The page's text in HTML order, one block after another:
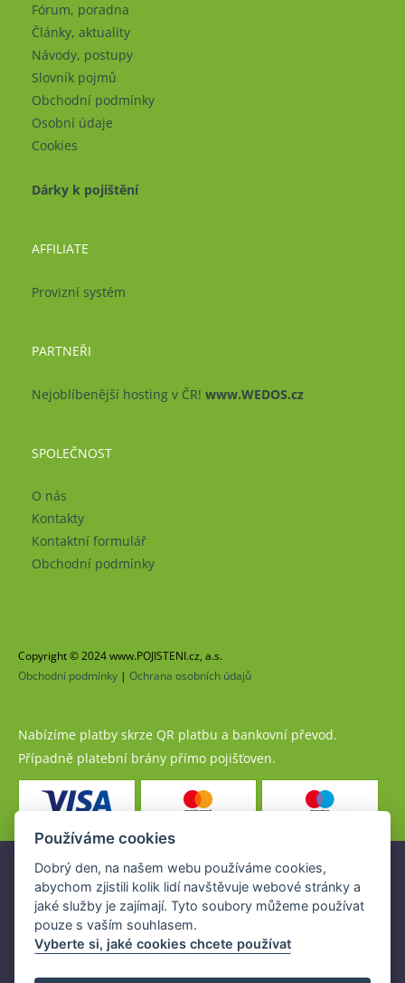
Fórum, poradna
Články, aktuality
Návody, postupy
Slovník pojmů
Obchodní podmínky
Osobní údaje
Cookies
Dárky k pojištění
AFFILIATE
Provizní systém
PARTNEŘI
Nejoblíbenější hosting v ČR! www.WEDOS.cz
SPOLEČNOST
O nás
Kontakty
Kontaktní formulář
Obchodní podmínky
Copyright © 2024 www.POJISTENI.cz, a.s.
Obchodní podmínky | Ochrana osobních údajů
Nabízíme platby skrze QR platbu a bankovní převod.
Případně platební brány přímo pojišťoven.
Pojistné produkty jsou nabízeny společností
www.POJISTENI.cz, a.s. na základě platné licence České
národní banky (ČNB).
Licence ČNB umožňuje www.POJISTENI.cz, a.s. poskytovat
Používáme cookies
Dobrý den, na našem webu používáme cookies,
abychom zjistili kolik lidí navštěvuje webové stránky a
jaké služby je zajímají. Tyto soubory můžeme používat
pouze s vaším souhlasem.
Vyberte si, jaké cookies chcete používat